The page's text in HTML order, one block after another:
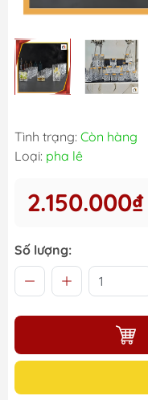
Tình trạng: Còn hàng
Loại: pha lê
2.150.000₫
Số lượng: